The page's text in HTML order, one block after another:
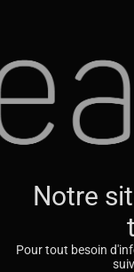
Notre
Pour tout besoin